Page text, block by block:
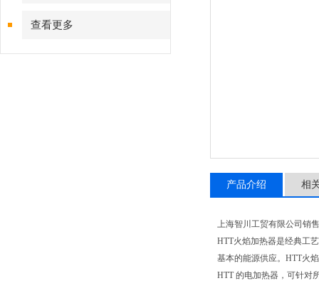
查看更多
产品介绍 相
上海智川工贸有限公司销
HTT火焰加热器是经典工
基本的能源供应。HTT火
HTT 的电加热器，可针对